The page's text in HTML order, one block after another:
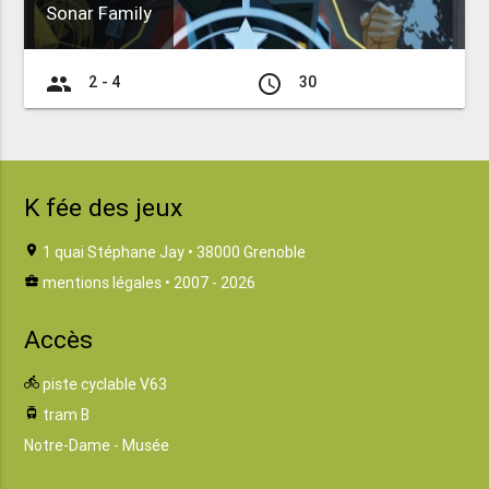
Sonar Family
group 2 - 4 access_time 30
K fée des jeux
location_on 1 quai Stéphane Jay • 38000 Grenoble
business_center mentions légales • 2007 - 2026
Accès
directions_bike piste cyclable V63
tram tram B
Notre-Dame - Musée